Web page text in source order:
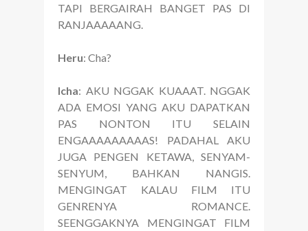
TAPI BERGAIRAH BANGET PAS DI
RANJAAAAANG.
Heru: Cha?
Icha: AKU NGGAK KUAAAT. NGGAK
ADA EMOSI YANG AKU DAPATKAN
PAS NONTON ITU SELAIN
ENGAAAAAAAAAS! PADAHAL AKU
JUGA PENGEN KETAWA, SENYAM-
SENYUM, BAHKAN NANGIS.
MENGINGAT KALAU FILM ITU
GENRENYA ROMANCE.
SEENGGAKNYA MENGINGAT FILM